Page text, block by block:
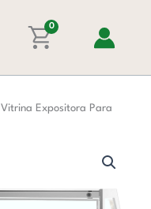
0
Vitrina Expositora Para